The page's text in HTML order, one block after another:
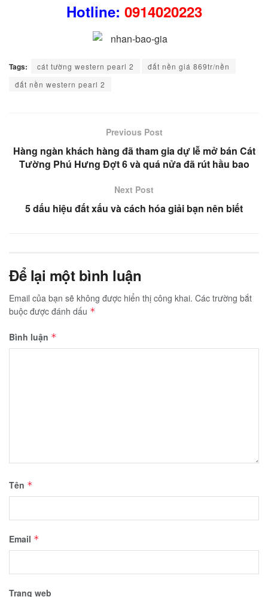
Hotline: 0914020223
Tags: cát tường western pearl 2
đất nền giá 869tr/nền
đất nền western pearl 2
Previous Post
Hàng ngàn khách hàng đã tham gia dự lễ mở bán Cát
Tường Phú Hưng Đợt 6 và quá nửa đã rút hầu bao
Next Post
5 dấu hiệu đất xấu và cách hóa giải bạn nên biết
Để lại một bình luận
Email của bạn sẽ không được hiển thị công khai. Các trường bắt
buộc được đánh dấu *
Bình luận *
Tên *
Email *
Trang web